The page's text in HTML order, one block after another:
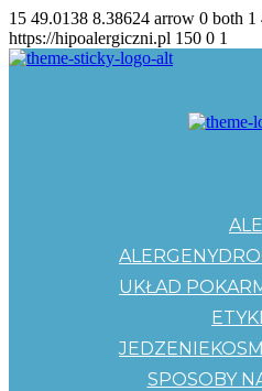
15 49.0138 8.38624 arrow 0 both 1
https://hipoalergiczni.pl 150 0 1
ALERGENY
UKŁAD
JEDZENIE
SPOSOBY